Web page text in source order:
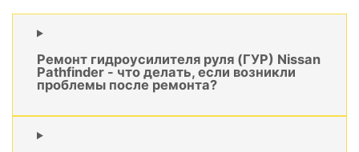
Ремонт гидроусилителя руля (ГУР) Nissan
Pathfinder - что делать, если возникли
проблемы после ремонта?